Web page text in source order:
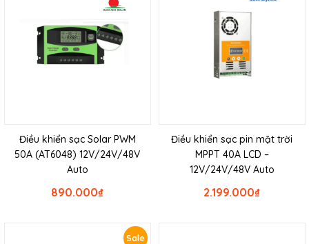
Điều khiển sạc Solar PWM
50A (AT6048) 12V/24V/48V
Auto
₫
890.000
Điều khiển sạc pin mặt trời
MPPT 40A LCD –
12V/24V/48V Auto
₫
2.199.000
Sale